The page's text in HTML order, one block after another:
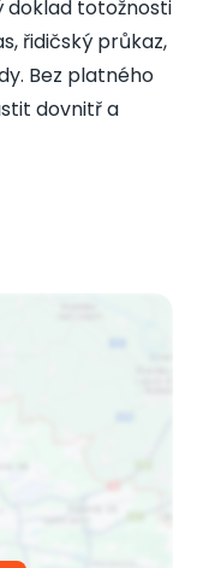
doklad totožnosti
řidičský průkaz,
Bez platného
dovnitř a